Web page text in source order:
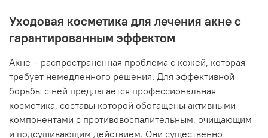
Уходовая косметика для лечения акне с
гарантированным эффектом
Акне – распространенная проблема с кожей, которая
требует немедленного решения. Для эффективной
борьбы с ней предлагается профессиональная
косметика, составы которой обогащены активными
компонентами с противовоспалительным, очищающим
и подсушивающим действием. Они существенно